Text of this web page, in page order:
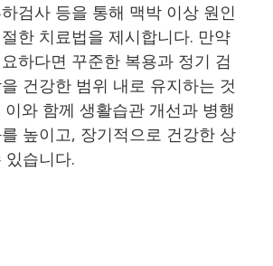
검사 등을 통해 맥박 이상 원인
한 치료법을 제시합니다. 만약
하다면 꾸준한 복용과 정기 검
건강한 범위 내로 유지하는 것
와 함께 생활습관 개선과 병행
높이고, 장기적으로 건강한 상
있습니다.